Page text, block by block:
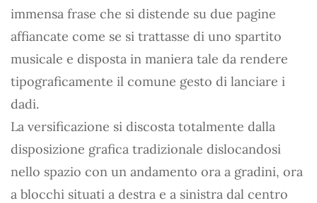
immensa frase che si distende su due pagine
affiancate come se si trattasse di uno spartito
musicale e disposta in maniera tale da rendere
tipograficamente il comune gesto di lanciare i
dadi.
La versificazione si discosta totalmente dalla
disposizione grafica tradizionale dislocandosi
nello spazio con un andamento ora a gradini, ora
a blocchi situati a destra e a sinistra dal centro